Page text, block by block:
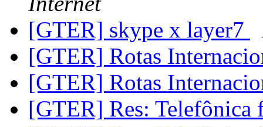
[GTER] skype x layer7
[GTER] Rotas
[GTER] Rotas
[GTER] Res: Telefônica